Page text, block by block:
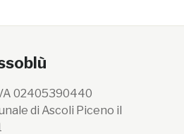
02405390440
di Ascoli Piceno il